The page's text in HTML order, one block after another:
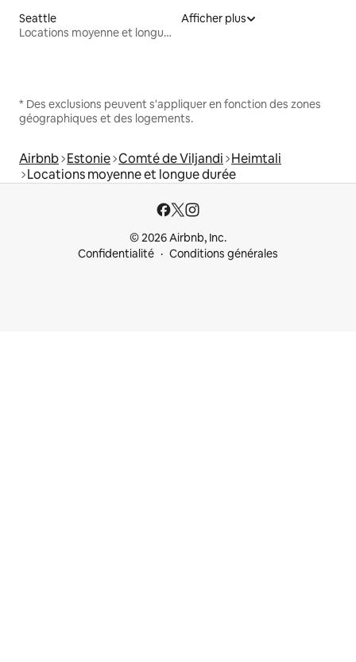
Seattle
Locations moyenne et longue durée
Afficher plus
* Des exclusions peuvent s'appliquer en fonction des zones
géographiques et des logements.
Airbnb Estonie Comté de Viljandi Heimtali
Locations moyenne et longue durée
© 2026 Airbnb, Inc.
Confidentialité
Conditions générales